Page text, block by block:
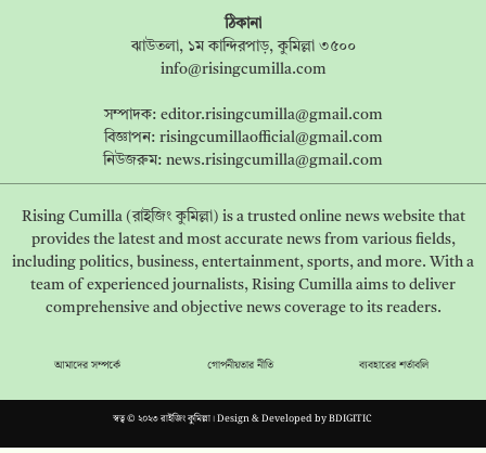
ঠিকানা
ঝাউতলা, ১ম কান্দিরপাড়, কুমিল্লা ৩৫০০
info@risingcumilla.com
সম্পাদক: editor.risingcumilla@gmail.com
বিজ্ঞাপন: risingcumillaofficial@gmail.com
নিউজরুম: news.risingcumilla@gmail.com
Rising Cumilla (রাইজিং কুমিল্লা) is a trusted online news website that
provides the latest and most accurate news from various fields,
including politics, business, entertainment, sports, and more. With a
team of experienced journalists, Rising Cumilla aims to deliver
comprehensive and objective news coverage to its readers.
আমাদের সম্পর্কে গোপনীয়তার নীতি ব্যবহারের শর্তাবলি
স্বত্ব © ২০২৩ রাইজিং কুমিল্লা। Design & Developed byBDIGITIC